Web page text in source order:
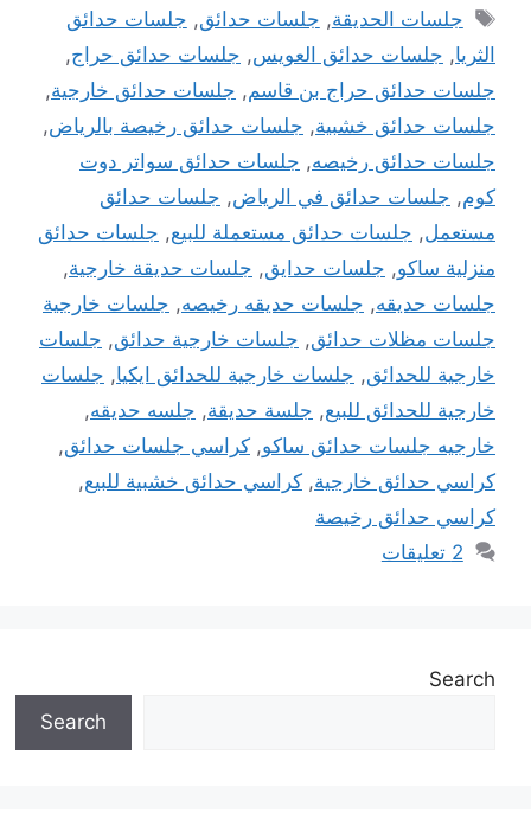
الوسوم
جلسات الحديقة, جلسات حدائق, جلسات حدائق
الثريا, جلسات حدائق العويس, جلسات حدائق حراج,
جلسات حدائق حراج بن قاسم, جلسات حدائق خارجية,
جلسات حدائق خشبية, جلسات حدائق رخيصة بالرياض,
جلسات حدائق رخيصه, جلسات حدائق سواتر دوت
كوم, جلسات حدائق في الرياض, جلسات حدائق
مستعمل, جلسات حدائق مستعملة للبيع, جلسات حدائق
منزلية ساكو, جلسات حدايق, جلسات حديقة خارجية,
جلسات حديقه, جلسات حديقه رخيصه, جلسات خارجية
جلسات مظلات حدائق, جلسات خارجية حدائق, جلسات
خارجية للحدائق, جلسات خارجية للحدائق ايكيا, جلسات
خارجية للحدائق للبيع, جلسة حديقة, جلسه حديقه,
خارجيه جلسات حدائق ساكو, كراسي جلسات حدائق,
كراسي حدائق خارجية, كراسي حدائق خشبية للبيع,
كراسي حدائق رخيصة
2 تعليقات
Search
Search